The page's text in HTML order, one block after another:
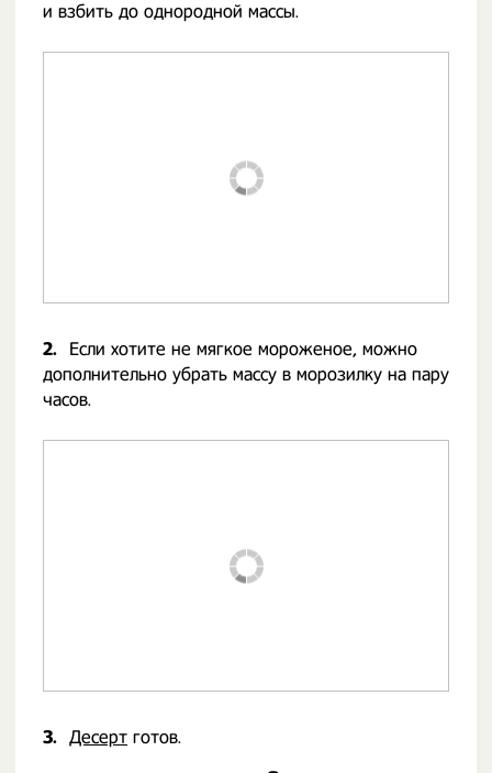
и взбить до однородной массы.
2.
Если хотите не мягкое мороженое, можно
дополнительно убрать массу в морозилку на пару
часов.
3. Десерт готов.